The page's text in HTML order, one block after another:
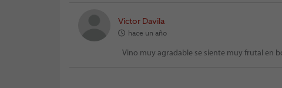
Victor Davila
hace un año
Vino muy agradable se siente muy frutal en